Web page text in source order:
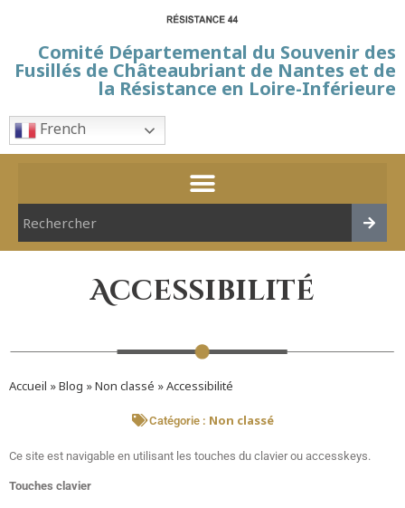
Comité Départemental du Souvenir des
Fusillés de Châteaubriant de Nantes et de
la Résistance en Loire-Inférieure
French
Accessibilité
Accueil »Blog »Non classé »Accessibilité
Catégorie : Non classé
Ce site est navigable en utilisant les touches du clavier ou accesskeys.
Touches clavier